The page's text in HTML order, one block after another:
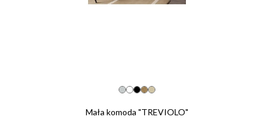
Mała komoda "TREVIOLO"